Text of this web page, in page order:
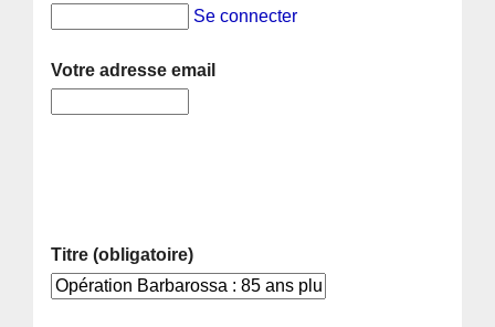
Se connecter
Votre adresse email
Titre (obligatoire)